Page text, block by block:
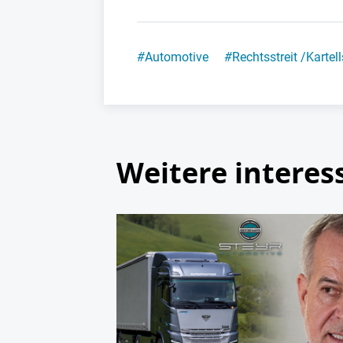
#Automotive #Rechtsstreit /
Weitere